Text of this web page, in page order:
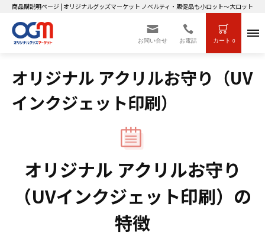
商品購説明ページ | オリジナルグッズマーケット ノベルティ・販促品も小ロット～大ロットま
お問い合せ お電話 カート 0
オリジナル アクリルお守り（UV
インクジェット印刷）
オリジナル アクリルお守り
（UVインクジェット印刷）の
特徴